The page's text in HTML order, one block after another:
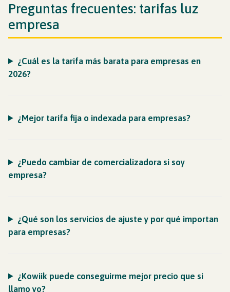
Preguntas frecuentes: tarifas luz
empresa
¿Cuál es la tarifa más barata para empresas en
2026?
¿Mejor tarifa fija o indexada para empresas?
¿Puedo cambiar de comercializadora si soy
empresa?
¿Qué son los servicios de ajuste y por qué importan
para empresas?
¿Kowiik puede conseguirme mejor precio que si
llamo yo?